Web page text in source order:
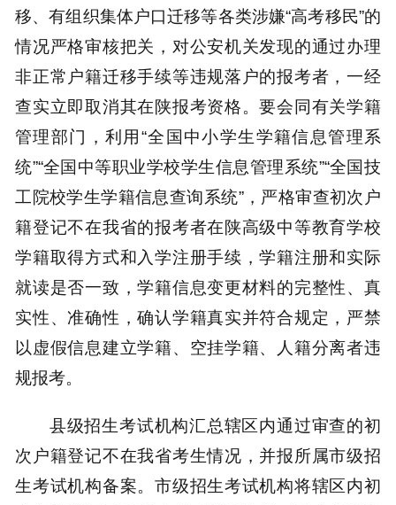
移、有组织集体户口迁移等各类涉嫌“高考移民”的
情况严格审核把关，对公安机关发现的通过办理
非正常户籍迁移手续等违规落户的报考者，一经
查实立即取消其在陕报考资格。要会同有关学籍
管理部门，利用“全国中小学生学籍信息管理系
统”“全国中等职业学校学生信息管理系统”“全国技
工院校学生学籍信息查询系统”，严格审查初次户
籍登记不在我省的报考者在陕高级中等教育学校
学籍取得方式和入学注册手续，学籍注册和实际
就读是否一致，学籍信息变更材料的完整性、真
实性、准确性，确认学籍真实并符合规定，严禁
以虚假信息建立学籍、空挂学籍、人籍分离者违
规报考。
县级招生考试机构汇总辖区内通过审查的初
次户籍登记不在我省考生情况，并报所属市级招
生考试机构备案。市级招生考试机构将辖区内初